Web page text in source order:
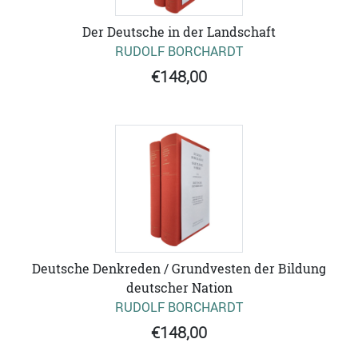
Der Deutsche in der Landschaft
RUDOLF BORCHARDT
€148,00
Deutsche Denkreden / Grundvesten der Bildung
deutscher Nation
RUDOLF BORCHARDT
€148,00